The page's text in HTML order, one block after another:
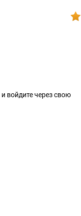
и войдите через свою